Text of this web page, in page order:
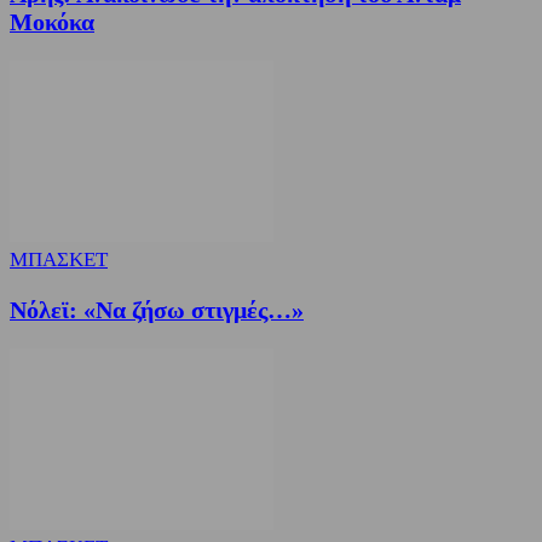
Μοκόκα
ΜΠΑΣΚΕΤ
Nόλεϊ: «Να ζήσω στιγμές…»